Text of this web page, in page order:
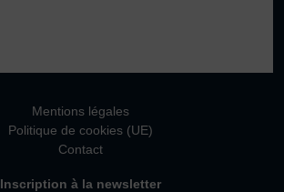
Mentions légales
Politique de cookies (UE)
Contact
Inscription à la newsletter